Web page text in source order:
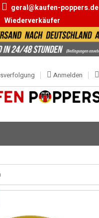
geral@kaufen-poppers.de
Wiederverkäufer
Anmelden
Schachtel 100% Amyl 15ml